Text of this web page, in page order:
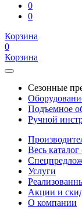
0
0
Корзина
0
Корзина
Сезонные
Подъемное
Ручной
Весь
Услуги
Акции и
О компании